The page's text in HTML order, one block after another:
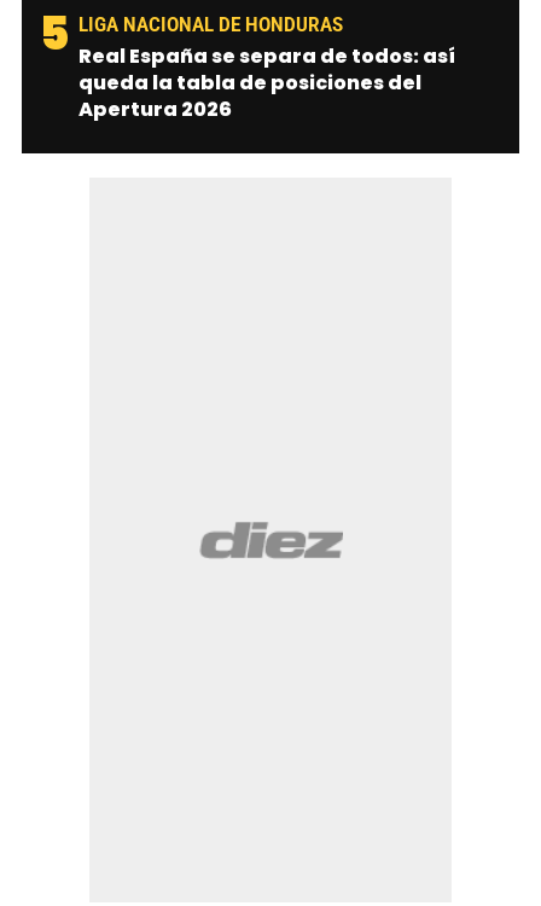
5 LIGA NACIONAL DE HONDURAS
Real España se separa de todos: así
queda la tabla de posiciones del
Apertura 2026